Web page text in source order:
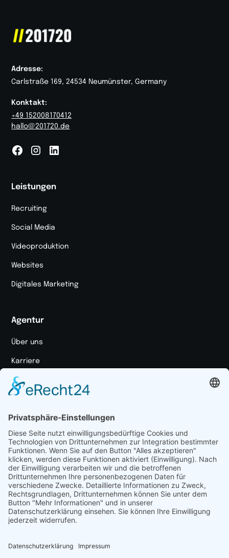
Adresse:
Carlstraße 169, 24534 Neumünster, Germany
Konktakt:
+49 152008170412
hallo@201720.de
Leistungen
Recruiting
Social Media
Videoproduktion
Websites
Digitales Marketing
Agentur
Über uns
Karriere
Unser Ansatz
Medienpaket
Ressourcen
Case Studies
Blog
Marketing Glossar